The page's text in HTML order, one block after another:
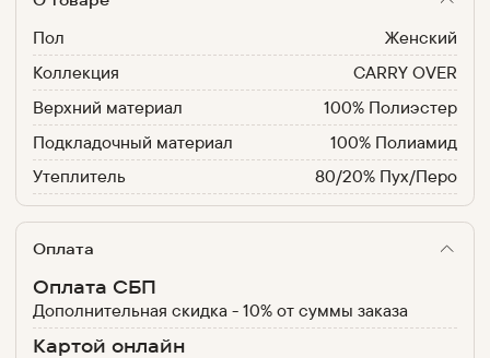
Пол
Женский
Коллекция
CARRY OVER
Верхний материал
100% Полиэстер
Подкладочный материал
100% Полиамид
Утеплитель
80/20% Пух/Перо
Оплата
Оплата СБП
Дополнительная скидка - 10% от суммы заказа
Картой онлайн